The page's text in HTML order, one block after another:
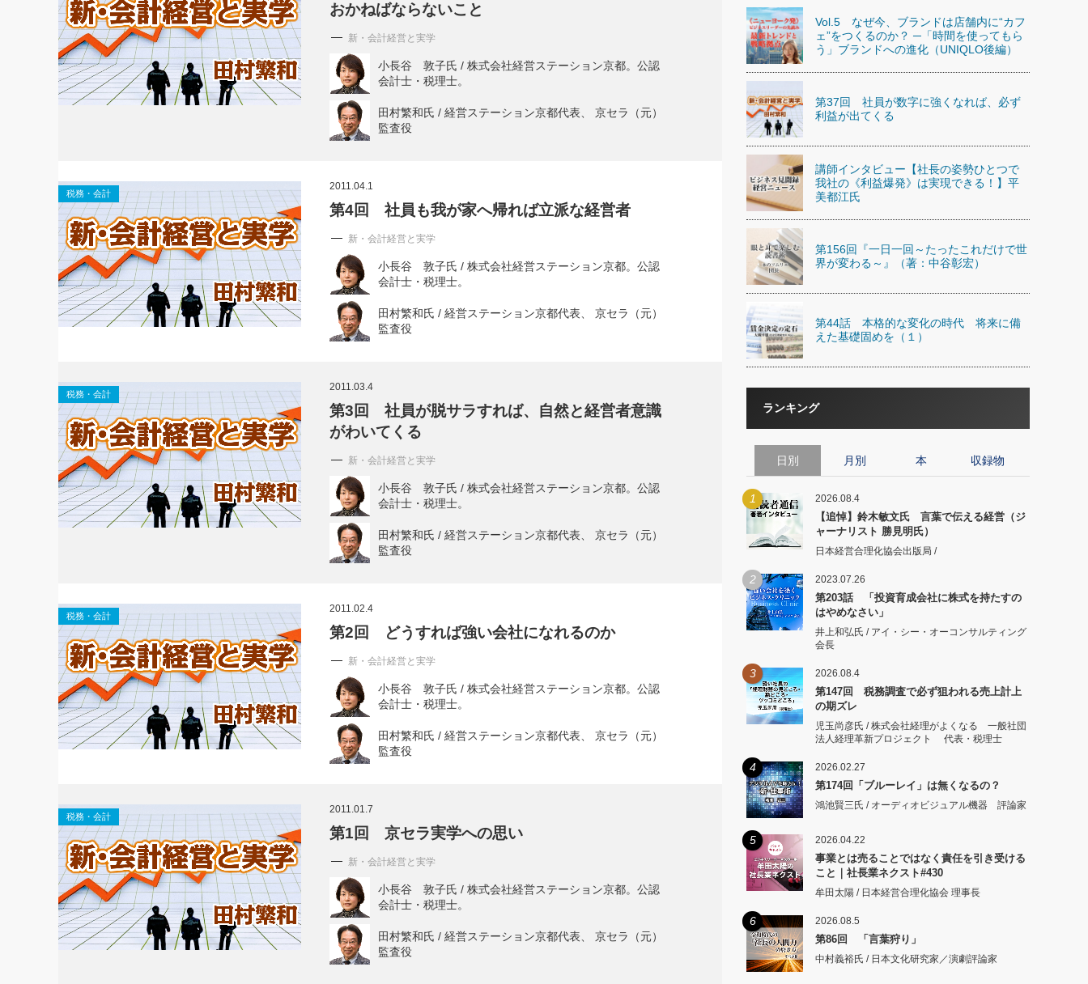
おかねばならないこと
新・会計経営と実学
小長谷 敦子氏 / 株式会社経営ステーション京都。公認
会計士・税理士。
田村繁和氏 / 経営ステーション京都代表、 京セラ（元）
監査役
税務・会計
2011.04.1
第4回 社員も我が家へ帰れば立派な経営者
新・会計経営と実学
小長谷 敦子氏 / 株式会社経営ステーション京都。公認
会計士・税理士。
田村繁和氏 / 経営ステーション京都代表、 京セラ（元）
監査役
税務・会計
2011.03.4
第3回 社員が脱サラすれば、自然と経営者意識
がわいてくる
新・会計経営と実学
小長谷 敦子氏 / 株式会社経営ステーション京都。公認
会計士・税理士。
田村繁和氏 / 経営ステーション京都代表、 京セラ（元）
監査役
税務・会計
2011.02.4
第2回 どうすれば強い会社になれるのか
新・会計経営と実学
小長谷 敦子氏 / 株式会社経営ステーション京都。公認
会計士・税理士。
田村繁和氏 / 経営ステーション京都代表、 京セラ（元）
監査役
税務・会計
2011.01.7
第1回 京セラ実学への思い
新・会計経営と実学
小長谷 敦子氏 / 株式会社経営ステーション京都。公認
会計士・税理士。
田村繁和氏 / 経営ステーション京都代表、 京セラ（元）
監査役
Vol.5 なぜ今、ブランドは店舗内に“カフ
ェ”をつくるのか？ ─「時間を使ってもら
う」ブランドへの進化（UNIQLO後編）
第37回 社員が数字に強くなれば、必ず
利益が出てくる
講師インタビュー【社長の姿勢ひとつで
我社の《利益爆発》は実現できる！】平
美都江氏
第156回『一日一回～たったこれだけで世
界が変わる～』（著：中谷彰宏）
第44話 本格的な変化の時代 将来に備
えた基礎固めを（１）
ランキング
日別 月別 本 収録物
1 2026.08.4
【追悼】鈴木敏文氏 言葉で伝える経営（ジ
ャーナリスト 勝見明氏）
日本経営合理化協会出版局 /
2 2023.07.26
第203話 「投資育成会社に株式を持たすの
はやめなさい」
井上和弘氏 / アイ・シー・オーコンサルティング
会長
3 2026.08.4
第147回 税務調査で必ず狙われる売上計上
の期ズレ
児玉尚彦氏 / 株式会社経理がよくなる 一般社団
法人経理革新プロジェクト 代表・税理士
4 2026.02.27
第174回「ブルーレイ」は無くなるの？
鴻池賢三氏 / オーディオビジュアル機器 評論家
5 2026.04.22
事業とは売ることではなく責任を引き受ける
こと｜社長業ネクスト#430
牟田太陽 / 日本経営合理化協会 理事長
6 2026.08.5
第86回 「言葉狩り」
中村義裕氏 / 日本文化研究家／演劇評論家